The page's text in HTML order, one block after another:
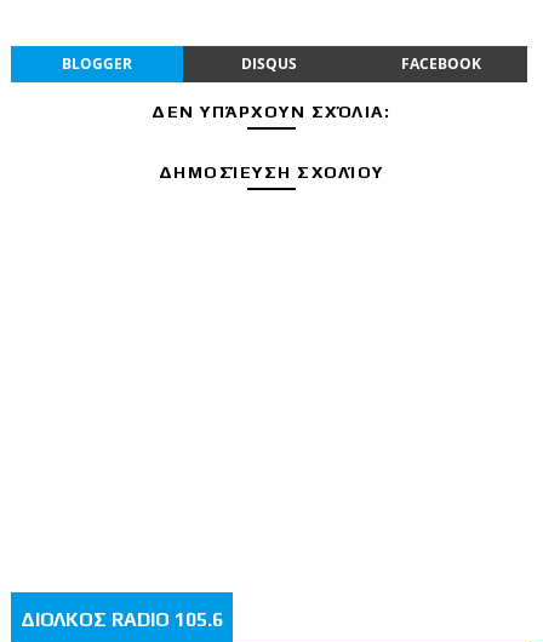
BLOGGER DISQUS FACEBOOK
ΔΕΝ ΥΠΆΡΧΟΥΝ ΣΧΌΛΙΑ:
ΔΗΜΟΣΊΕΥΣΗ ΣΧΟΛΊΟΥ
ΔΙΟΛΚΟΣ RADIO 105.6